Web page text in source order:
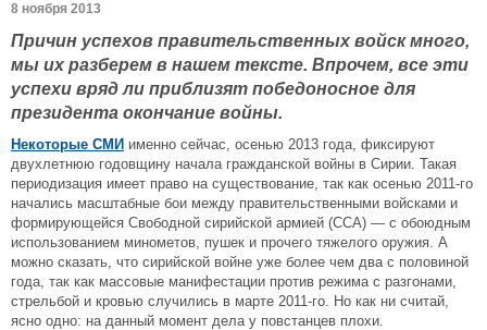
8 ноября 2013
Причин успехов правительственных войск много,
мы их разберем в нашем тексте. Впрочем, все эти
успехи вряд ли приблизят победоносное для
президента окончание войны.
Некоторые СМИ именно сейчас, осенью 2013 года, фиксируют
двухлетнюю годовщину начала гражданской войны в Сирии. Такая
периодизация имеет право на существование, так как осенью 2011-го
начались масштабные бои между правительственными войсками и
формирующейся Свободной сирийской армией (ССА) — с обоюдным
использованием минометов, пушек и прочего тяжелого оружия. А
можно сказать, что сирийской войне уже более чем два с половиной
года, так как массовые манифестации против режима с разгонами,
стрельбой и кровью случились в марте 2011-го. Но как ни считай,
ясно одно: на данный момент дела у повстанцев плохи.